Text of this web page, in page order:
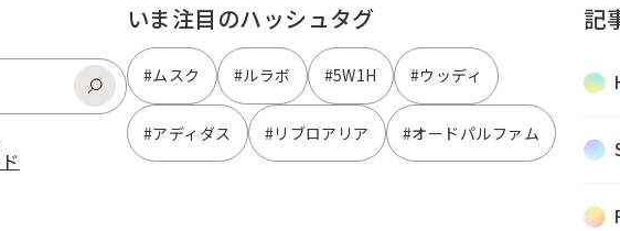
いま注目のハッシュタグ
#ムスク #ルラボ #5W1H #ウッディ
#アディダス #リブロアリア #オードパルファム
記